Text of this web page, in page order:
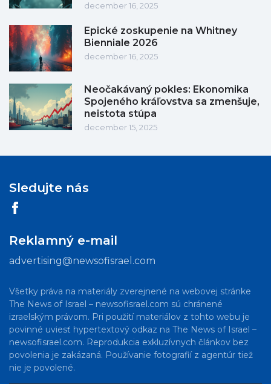
december 16, 2025
Epické zoskupenie na Whitney
Bienniale 2026
december 16, 2025
Neočakávaný pokles: Ekonomika
Spojeného kráľovstva sa zmenšuje,
neistota stúpa
december 15, 2025
Sledujte nás
Reklamný e-mail
advertising@newsofisrael.com
Všetky práva na materiály zverejnené na webovej stránke
The News of Israel – newsofisrael.com sú chránené
izraelským právom. Pri použití materiálov z tohto webu je
povinné uviesť hypertextový odkaz na The News of Israel –
newsofisrael.com. Reprodukcia exkluzívnych článkov bez
povolenia je zakázaná. Používanie fotografií z agentúr tiež
nie je povolené.